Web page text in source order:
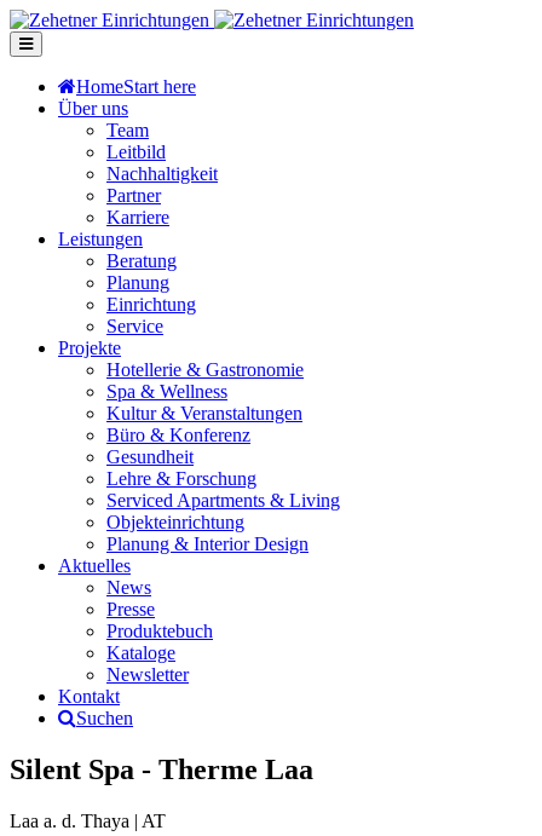
HomeStart here
Über uns
Team
Leitbild
Nachhaltigkeit
Partner
Karriere
Leistungen
Beratung
Planung
Einrichtung
Service
Projekte
Hotellerie & Gastronomie
Spa & Wellness
Kultur & Veranstaltungen
Büro & Konferenz
Gesundheit
Lehre & Forschung
Serviced Apartments & Living
Objekteinrichtung
Planung & Interior Design
Aktuelles
News
Presse
Produktebuch
Kataloge
Newsletter
Kontakt
Suchen
Silent Spa - Therme Laa
Laa a. d. Thaya | AT